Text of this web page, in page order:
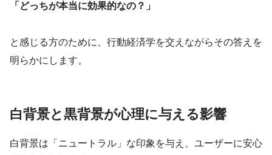
「どっちが本当に効果的なの？」
と感じる方のために、行動経済学を交えながらその答えを
明らかにします。
白背景と黒背景が心理に与える影響
白背景は「ニュートラル」な印象を与え、ユーザーに安心